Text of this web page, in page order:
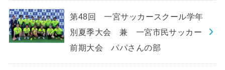
第48回 一宮サッカースクール学年
別夏季大会 兼 一宮市民サッカー
前期大会 パパさんの部